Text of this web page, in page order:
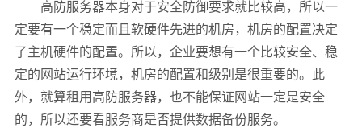
高防服务器本身对于安全防御要求就比较高，所以一
定要有一个稳定而且软硬件先进的机房，机房的配置决定
了主机硬件的配置。所以，企业要想有一个比较安全、稳
定的网站运行环境，机房的配置和级别是很重要的。此
外，就算租用高防服务器，也不能保证网站一定是安全
的，所以还要看服务商是否提供数据备份服务。